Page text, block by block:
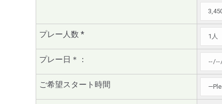
プレー人数 *
プレー日 ＊ ：
ご希望スタート時間